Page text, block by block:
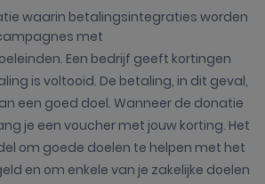
waarin betalingsintegraties worden
met
Een bedrijf geeft kortingen
is voltooid. De betaling, in dit geval,
een goed doel. Wanneer de donatie
je een voucher met jouw korting. Het
om goede doelen te helpen met het
en om enkele van je zakelijke doelen